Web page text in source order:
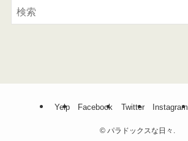
リ
ー
Yelp Facebook Twitter Instagram
©パラドックスな日々.